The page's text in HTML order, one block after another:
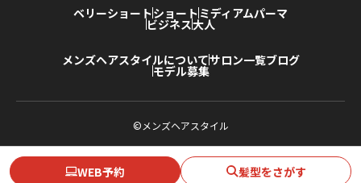
WEB予約 髪型をさがす
ベリーショートショート ミディアムパーマ
ビジネス大人
メンズヘアスタイルについてサロン一覧ブログ
モデル募集
©メンズヘアスタイル